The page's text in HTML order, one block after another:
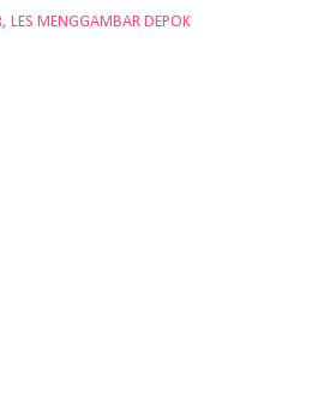
LES MENGGAMBAR DEPOK